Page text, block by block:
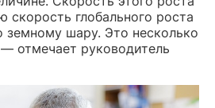
глобального роста
земному шару. Это несколько
отмечает руководитель